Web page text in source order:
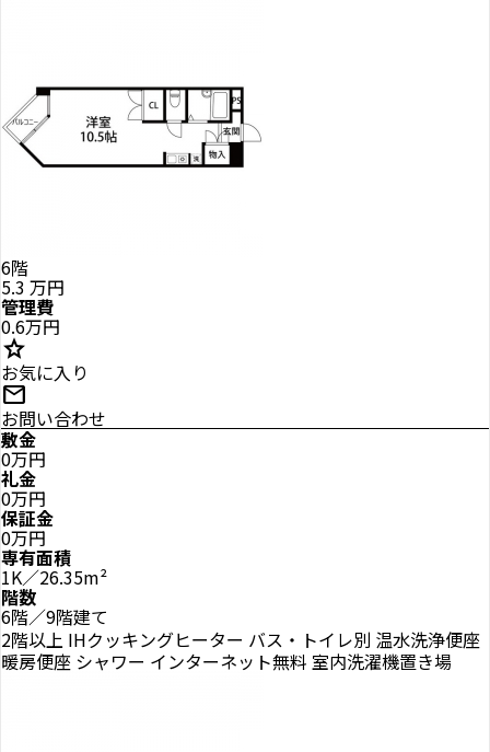
6階
5.3 万円
管理費
0.6万円
star
お気に入り
mail
お問い合わせ
敷金
0万円
礼金
0万円
保証金
0万円
専有面積
1K／26.35m²
階数
6階／9階建て
2階以上 IHクッキングヒーター バス・トイレ別 温水洗浄便座
暖房便座 シャワー インターネット無料 室内洗濯機置き場